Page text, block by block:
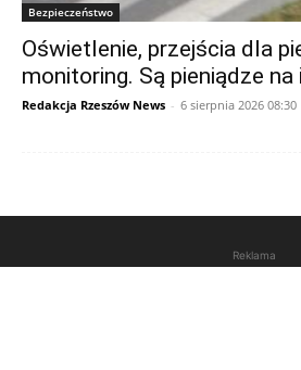
Bezpieczeństwo
Oświetlenie, przejścia dla
monitoring. Są pieniądze
Redakcja Rzeszów News - 6 sierpnia 2026 08:30
Reklama